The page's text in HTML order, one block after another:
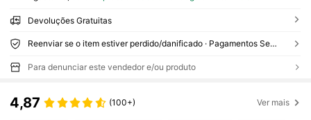
Devoluções Gratuitas
Reenviar se o item estiver perdido/danificado · Pagamentos Seguros · Proteção de privacidade
Para denunciar este vendedor e/ou produto
4,87 (100+) Ver mais